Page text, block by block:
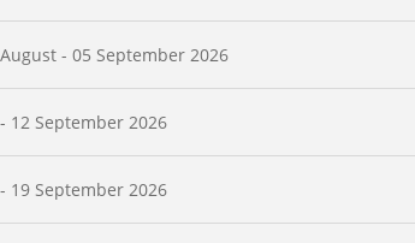
- 05 September 2026
12 September 2026
19 September 2026